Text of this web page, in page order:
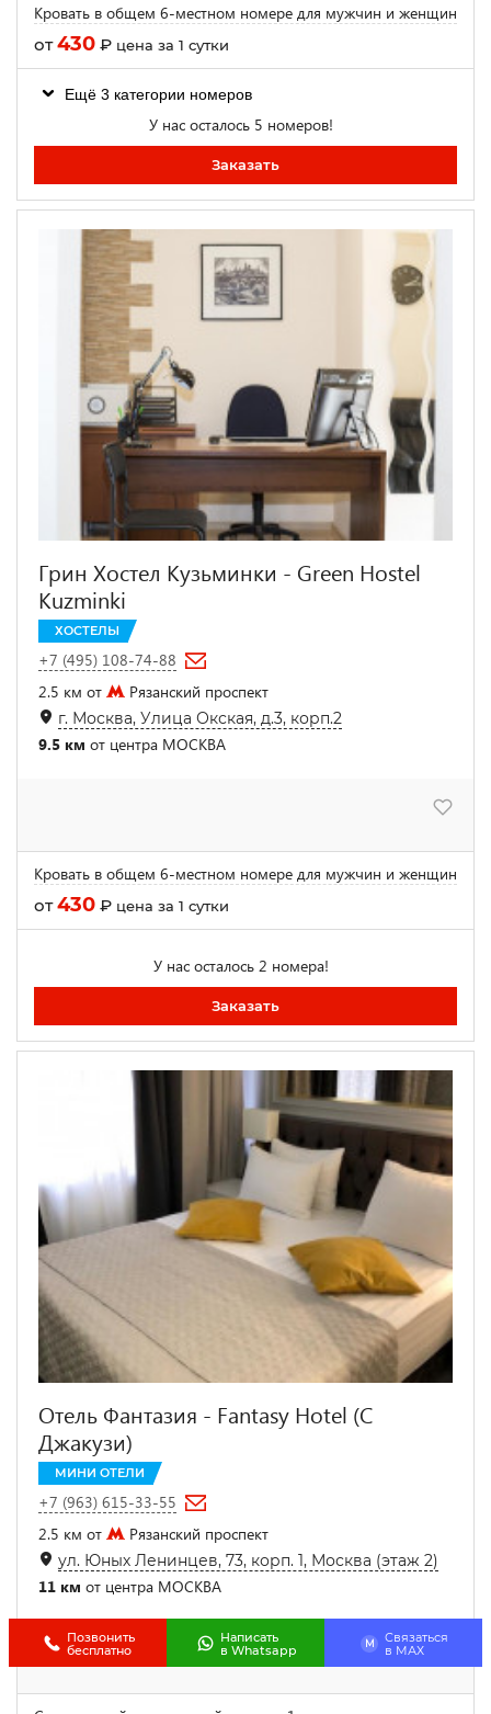
Кровать в общем 6-местном номере для мужчин и женщин
от430 ₽ цена за 1 сутки
Ещё 3 категории номеров
У нас осталось 5 номеров!
Заказать
Грин Хостел Кузьминки - Green Hostel
Kuzminki
ХОСТЕЛЫ
+7 (495) 108-74-88
2.5 км от
Рязанский проспект
г. Москва, Улица Окская, д.3, корп.2
9.5 км от центра МОСКВА
Кровать в общем 6-местном номере для мужчин и женщин
от430 ₽ цена за 1 сутки
У нас осталось 2 номера!
Заказать
Отель Фантазия - Fantasy Hotel (С
Джакузи)
МИНИ ОТЕЛИ
+7 (963) 615-33-55
2.5 км от
Рязанский проспект
ул. Юных Ленинцев, 73, корп. 1, Москва (этаж 2)
11 км от центра МОСКВА
Позвонить
бесплатно
Написать
в Whatsapp
M
Связаться
в МАХ